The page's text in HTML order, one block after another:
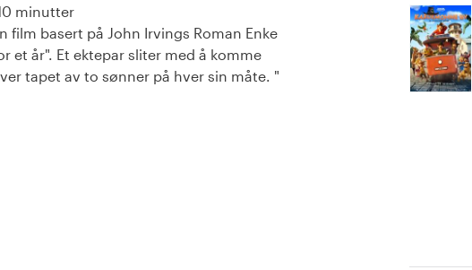
minutter
film basert på John Irvings Roman Enke
et år". Et ektepar sliter med å komme
tapet av to sønner på hver sin måte. "